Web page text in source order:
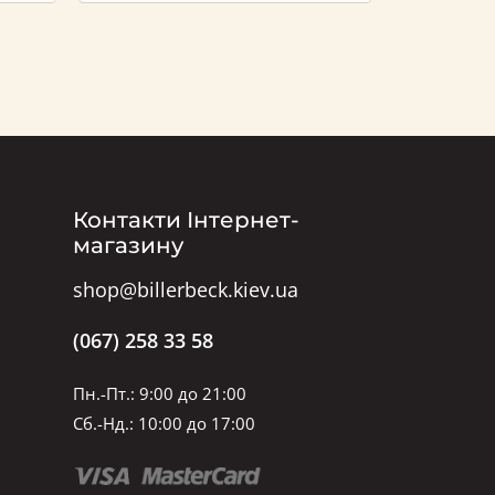
Контакти Інтернет-
магазину
shop@billerbeck.kiev.ua
(067) 258 33 58
Пн.-Пт.: 9:00 до 21:00
Сб.-Нд.: 10:00 до 17:00